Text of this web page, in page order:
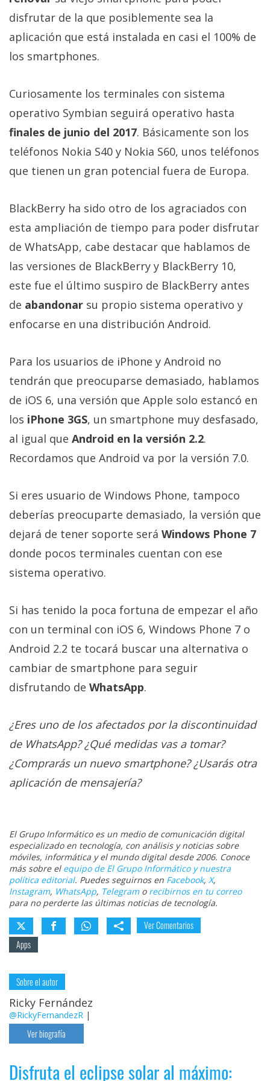
Informático
(CC) 2006-
2026.Algunos
reservados.
disfrutar de la que posiblemente sea la
aplicación que está instalada en casi el 100% de
los smartphones.
Curiosamente los terminales con sistema
operativo Symbian seguirá operativo hasta
finales de junio del 2017. Básicamente son los
teléfonos Nokia S40 y Nokia S60, unos teléfonos
que tienen un gran potencial fuera de Europa.
BlackBerry ha sido otro de los agraciados con
esta ampliación de tiempo para poder disfrutar
de WhatsApp, cabe destacar que hablamos de
las versiones de BlackBerry y BlackBerry 10,
este fue el último suspiro de BlackBerry antes
de abandonar su propio sistema operativo y
enfocarse en una distribución Android.
Para los usuarios de iPhone y Android no
tendrán que preocuparse demasiado, hablamos
de iOS 6, una versión que Apple solo estancó en
los iPhone 3GS, un smartphone muy desfasado,
al igual que Android en la versión 2.2.
Recordamos que Android va por la versión 7.0.
Si eres usuario de Windows Phone, tampoco
deberías preocuparte demasiado, la versión que
dejará de tener soporte será Windows Phone 7
donde pocos terminales cuentan con ese
sistema operativo.
Si has tenido la poca fortuna de empezar el año
con un terminal con iOS 6, Windows Phone 7 o
Android 2.2 te tocará buscar una alternativa o
cambiar de smartphone para seguir
disfrutando de WhatsApp.
¿Eres uno de los afectados por la discontinuidad
de WhatsApp? ¿Qué medidas vas a tomar?
¿Comprarás un nuevo smartphone? ¿Usarás otra
aplicación de mensajería?
El Grupo Informático es un medio de comunicación digital
especializado en tecnología, con análisis y noticias sobre
móviles, informática y el mundo digital desde 2006. Conoce
más sobre el equipo de El Grupo Informático y nuestra
política editorial. Puedes seguirnos en Facebook, X,
Instagram, WhatsApp, Telegramo recibirnos en tu correo
para no perderte las últimas noticias de tecnología.
Ver Comentarios
Apps
Sobre el autor
Ricky Fernández
@RickyFernandezR |
Ver biografía
Disfruta el eclipse solar al máximo: